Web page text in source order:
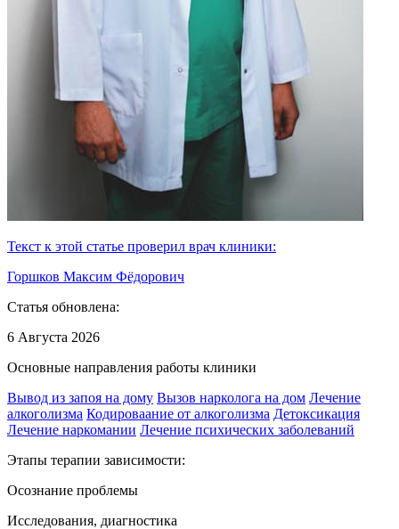
Текст к этой статье проверил врач клиники:
Горшков Максим Фёдорович
Статья обновлена:
6 Августа 2026
Основные направления работы клиники
Вывод из запоя на дому Вызов нарколога на дом Лечение
алкоголизма Кодироваание от алкоголизма Детоксикация
Лечение наркомании Лечение психических заболеваний
Этапы терапии зависимости:
Осознание проблемы
Исследования, диагностика